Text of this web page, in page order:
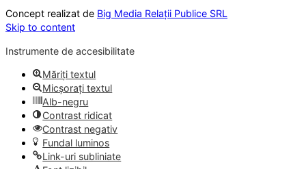
Concept realizat de Big Media Relații Publice SRL
Skip to content
Instrumente de accesibilitate
Măriți textul
Micșorați textul
Alb-negru
Contrast ridicat
Contrast negativ
Fundal luminos
Link-uri subliniate